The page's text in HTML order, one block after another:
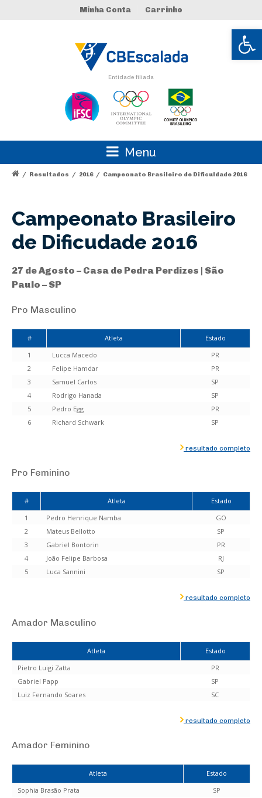
Abrir
Minha Conta Carrinho
Entidade filiada
Menu
/ Resultados / 2016 / Campeonato Brasileiro de Dificuldade 2016
Campeonato Brasileiro
de Dificudade 2016
27 de Agosto – Casa de Pedra Perdizes | São
Paulo – SP
Pro Masculino
# Atleta
Estado
1
Lucca Macedo
PR
2
Felipe Hamdar
PR
3
Samuel Carlos
SP
4
Rodrigo Hanada
SP
5
Pedro Egg
PR
6
Richard Schwark SP
resultado completo
Pro Feminino
# Atleta
Estado
1
Pedro Henrique Namba
GO
2
Mateus Bellotto
SP
3
Gabriel Bontorin
PR
4
João Felipe Barbosa
RJ
5
Luca Sannini SP
resultado completo
Amador Masculino
Atleta
Estado
Pietro Luigi Zatta
PR
Gabriel Papp
SP
Luiz Fernando Soares
SC
resultado completo
Amador Feminino
Atleta
Estado
Sophia Brasão Prata
SP